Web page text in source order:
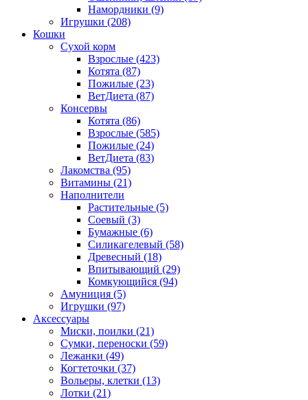
Намордники (9)
Игрушки (208)
Кошки
Сухой корм
Взрослые (423)
Котята (87)
Пожилые (23)
ВетДиета (87)
Консервы
Котята (86)
Взрослые (585)
Пожилые (24)
ВетДиета (83)
Лакомства (95)
Витамины (21)
Наполнители
Растительные (5)
Соевый (3)
Бумажные (6)
Силикагелевый (58)
Древесный (18)
Впитывающий (29)
Комкующийся (94)
Амуниция (5)
Игрушки (97)
Аксессуары
Миски, поилки (21)
Сумки, переноски (59)
Лежанки (49)
Когтеточки (37)
Вольеры, клетки (13)
Лотки (21)